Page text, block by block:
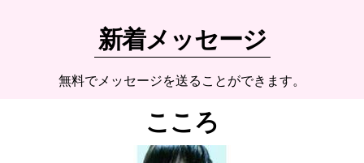
新着メッセージ
無料でメッセージを送ることができます。
こころ